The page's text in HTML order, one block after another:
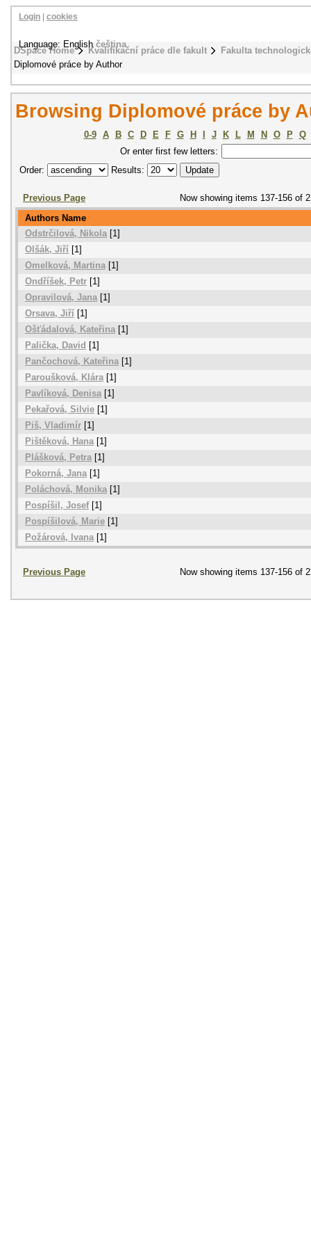
DSpace Home Kvalifikační práce dle fakult
Fakulta
Diplomové práce by Author
Login cookies
Language: Englishčeština
Browsing Diplomové práce by
0-9 A B C D E F G H J K L M N O P
Q
Or enter first few letters:
Order:
Results:
Previous Page
Now showing items 137-156 of
Authors Name
Odstrčilová, Nikola [1]
Olšák, Jiří [1]
Omelková, Martina [1]
Ondříšek, Petr [1]
Opravilová, Jana [1]
Orsava, Jiří [1]
Ošťádalová, Kateřina [1]
Palička, David [1]
Pančochová, Kateřina [1]
Paroušková, Klára[1]
Pavlíková, Denisa [1]
Pekařová, Silvie [1]
Piš, Vladimír [1]
Pištěková, Hana[1]
Plášková, Petra [1]
Pokorná, Jana[1]
Poláchová, Monika [1]
Pospíšil, Josef[1]
Pospíšilová, Marie [1]
Požárová, Ivana[1]
Previous Page Now showing items 137-156 of